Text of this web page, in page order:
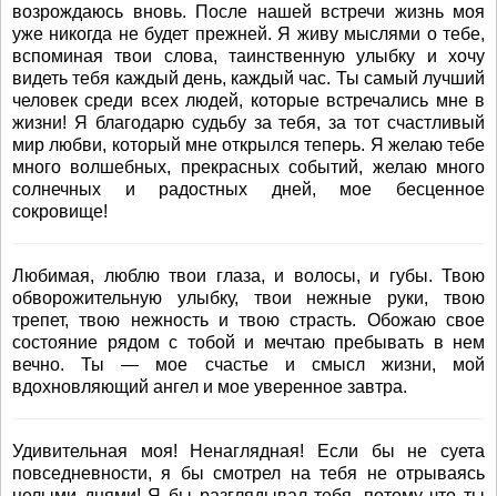
возрождаюсь вновь. После нашей встречи жизнь моя
уже никогда не будет прежней. Я живу мыслями о тебе,
вспоминая твои слова, таинственную улыбку и хочу
видеть тебя каждый день, каждый час. Ты самый лучший
человек среди всех людей, которые встречались мне в
жизни! Я благодарю судьбу за тебя, за тот счастливый
мир любви, который мне открылся теперь. Я желаю тебе
много волшебных, прекрасных событий, желаю много
солнечных и радостных дней, мое бесценное
сокровище!
Любимая, люблю твои глаза, и волосы, и губы. Твою
обворожительную улыбку, твои нежные руки, твою
трепет, твою нежность и твою страсть. Обожаю свое
состояние рядом с тобой и мечтаю пребывать в нем
вечно. Ты — мое счастье и смысл жизни, мой
вдохновляющий ангел и мое уверенное завтра.
Удивительная моя! Ненаглядная! Если бы не суета
повседневности, я бы смотрел на тебя не отрываясь